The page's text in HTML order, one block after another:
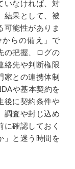
いなければ、対
結果として、被
可能性がありま
らの備え」で
の把握、ログの
絡先や判断権限
家との連携体制
や基本契約を
後に契約条件や
調査や封じ込め
確認しておく
」と迷う時間を